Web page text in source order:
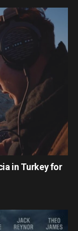
in Turkey for